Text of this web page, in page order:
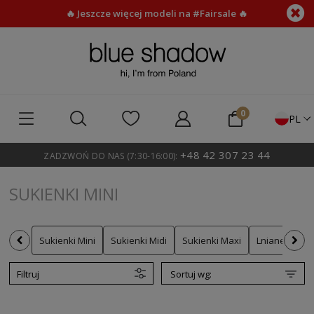
🔥 Jeszcze więcej modeli na #Fairsale 🔥
PL
ZADZWOŃ DO NAS (7:30-16:00): +48 42 307 23 44
SUKIENKI MINI
Sukienki Mini Sukienki Midi Sukienki Maxi Lniane
Filtruj